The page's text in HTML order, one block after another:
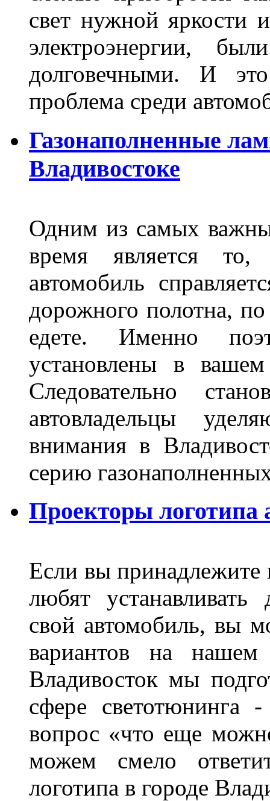
свет нужной яркости
электроэнергии,
долговечными. И
проблема среди
Газонаполненные
Владивостоке
Одним из самых
время является то,
автомобиль
дорожного полотна,
едете. Именно
установлены в
Следовательно
автовладельцы
внимания в
серию
Проекторы логотипа
Если вы принадлежите
любят устанавливать
свой автомобиль, вы
вариантов на
Владивосток мы
сфере светотюнинга
вопрос «что еще
можем смело
логотипа в городе